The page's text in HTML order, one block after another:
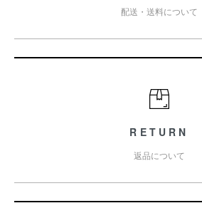
配送・送料について
RETURN
返品について